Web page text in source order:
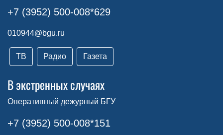
+7 (3952) 500-008*629
010944@bgu.ru
ТВ Радио Газета
В экстренных случаях
Оперативный дежурный БГУ
+7 (3952) 500-008*151